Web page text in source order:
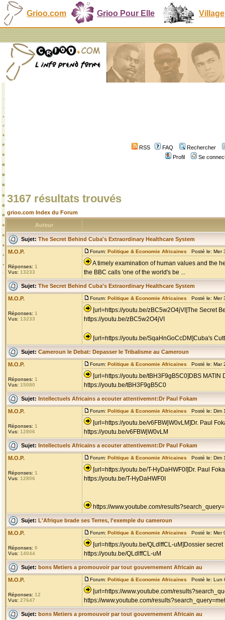
Grioo.com Grioo Pour Elle Village
RSS FAQ
Rechercher
Profil
Se
3167 résultats trouvés
grioo.com Index du Forum
Auteur
Sujet: The Secret Behind Cuba's Extraordinary Healthcare System
M.O.P.
Réponses: 1
Vus: 13233
Forum: Politique & Economie Africaines Posté le: Mer
A timely examination of human values and the
the BBC calls 'one of the world's be ...
Sujet: The Secret Behind Cuba's Extraordinary Healthcare System
M.O.P.
Réponses: 1
Vus: 13233
Forum: Politique & Economie Africaines Posté le: Mer
[url=https://youtu.be/zBC5w2O4jVI]The Secret
https://youtu.be/zBC5w2O4jVI
[url=https://youtu.be/SqaHnGoCcDM]Cuba's
Sujet: Cameroun le Debat: Depasser le Tribalisme au Cameroun
M.O.P.
Réponses: 1
Vus: 15080
Forum: Politique & Economie Africaines Posté le: Mar
[url=https://youtu.be/tBH3F9gB5C0]DBS
https://youtu.be/tBH3F9gB5C0
Sujet: Intellectuels Africains a ecouter attentivemnt:Dr Paul Fokam
M.O.P.
Réponses: 1
Vus: 12806
Forum: Politique & Economie Africaines Posté le: Dim
[url=https://youtu.be/v6FBWjW0vLM]Dr. Paul
https://youtu.be/v6FBWjW0vLM
Sujet: Intellectuels Africains a ecouter attentivemnt:Dr Paul Fokam
M.O.P.
Réponses: 1
Vus: 12806
Forum: Politique & Economie Africaines Posté le: Dim
[url=https://youtu.be/T-HyDaHWF0I]Dr. Paul
https://youtu.be/T-HyDaHWF0I
https://www.youtube.com/
Sujet: L'Afrique brade ses Terres, l'exemple du cameroun
M.O.P.
Réponses: 0
Vus: 14044
Forum: Politique & Economie Africaines Posté le: Mer
[url=https://youtu.be/QLdlffCL-uM]Dossier
https://youtu.be/QLdlffCL-uM
Sujet: bons Metiers a promouvoir par tout gouvernement Africain au
M.O.P.
Réponses: 12
Vus: 27647
Forum: Politique & Economie Africaines Posté le: Lun
[url=https://www.youtube.com/
https://www.youtube.com/
Sujet: bons Metiers a promouvoir par tout gouvernement Africain au